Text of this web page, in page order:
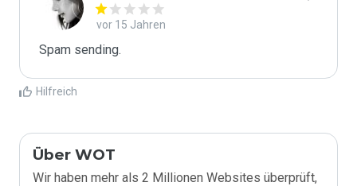
vor 15 Jahren
Spam sending.
Hilfreich
Über WOT
Wir haben mehr als 2 Millionen Websites überprüft,